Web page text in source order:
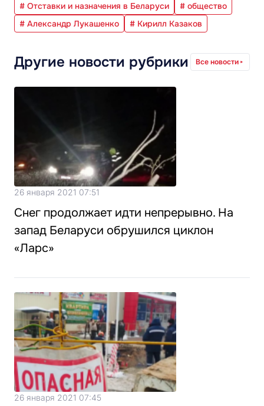
# Отставки и назначения в Беларуси
# общество
# Александр Лукашенко
# Кирилл Казаков
Другие новости рубрики Все новости
26 января 2021 07:51
Снег продолжает идти непрерывно. На
запад Беларуси обрушился циклон
«Ларс»
26 января 2021 07:45